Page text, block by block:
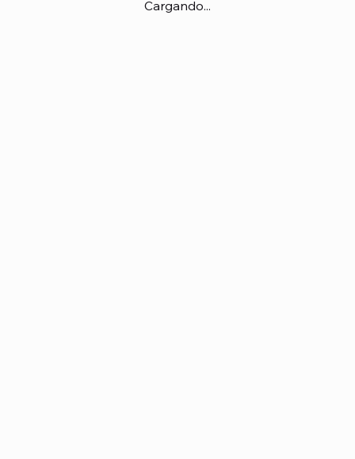
Cargando...